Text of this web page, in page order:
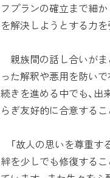
フプランの確立まで細
を解決しようとする力を
親族間の話し合いがま
った解釈や悪用を防い
続きを進める中でも、
らぎ友好的に合意する
「故人の思いを尊重す
絆を少しでも修復する